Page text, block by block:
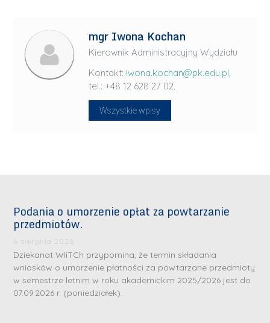
mgr Iwona Kochan
Kierownik Administracyjny Wydziału
Kontakt: iwona.kochan@pk.edu.pl,
tel.: +48 12 628 27 02.
Wszystkie wpisy
Podania o umorzenie opłat za powtarzanie
przedmiotów.
6 sierpnia 2026
Dziekanat WIiTCh przypomina, że termin składania
wniosków o umorzenie płatności za powtarzane przedmioty
w semestrze letnim w roku akademickim 2025/2026 jest do
07.09.2026 r. (poniedziałek).